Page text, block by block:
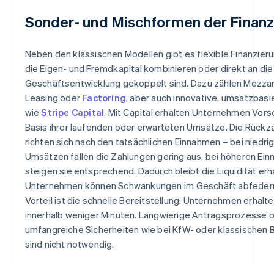
Sonder- und Mischformen der
Neben den klassischen Modellen gibt es flexible
die Eigen- und Fremdkapital kombinieren oder direkt an die
Geschäftsentwicklung gekoppelt sind. Dazu zählen
Leasing oder Factoring, aber auch innovative,
wieStripe Capital. Mit Capital erhalten Unternehmen
Basis ihrer laufenden oder erwarteten Umsätze. Die
richten sich nach den tatsächlichen Einnahmen – bei
Umsätzen fallen die Zahlungen gering aus, bei höheren
steigen sie entsprechend. Dadurch bleibt die Liquidität
Unternehmen können Schwankungen im Geschäft
Vorteil ist die schnelle Bereitstellung: Unternehmen
innerhalb weniger Minuten. Langwierige Antragsprozesse
umfangreiche Sicherheiten wie bei KfW- oder klassischen
sind nicht notwendig.